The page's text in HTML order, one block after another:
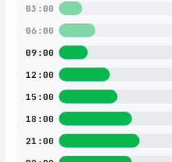
03:00
06:00
09:00
12:00
15:00
18:00
21:00